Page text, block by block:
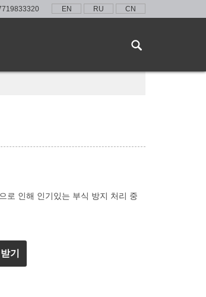
EN RU CN
로 인해 인기있는 부식 방지 처리 중
기